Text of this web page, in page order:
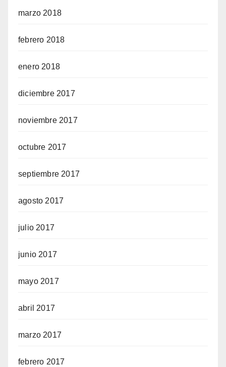
marzo 2018
febrero 2018
enero 2018
diciembre 2017
noviembre 2017
octubre 2017
septiembre 2017
agosto 2017
julio 2017
junio 2017
mayo 2017
abril 2017
marzo 2017
febrero 2017